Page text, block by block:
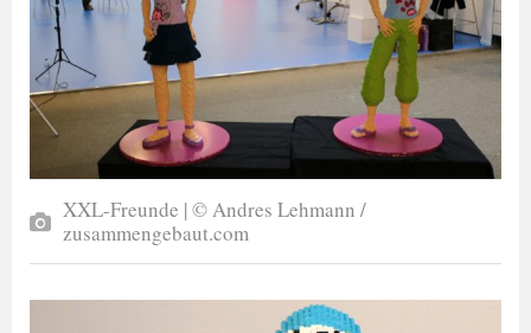
XXL-Freunde | © Andres Lehmann /
zusammengebaut.com